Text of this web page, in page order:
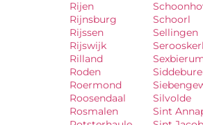
Rijen
Rijnsburg
Rijssen
Rijswijk
Rilland
Roden
Roermond
Roosendaal
Rosmalen
Schoorl
Sellingen
Silvolde
Sint